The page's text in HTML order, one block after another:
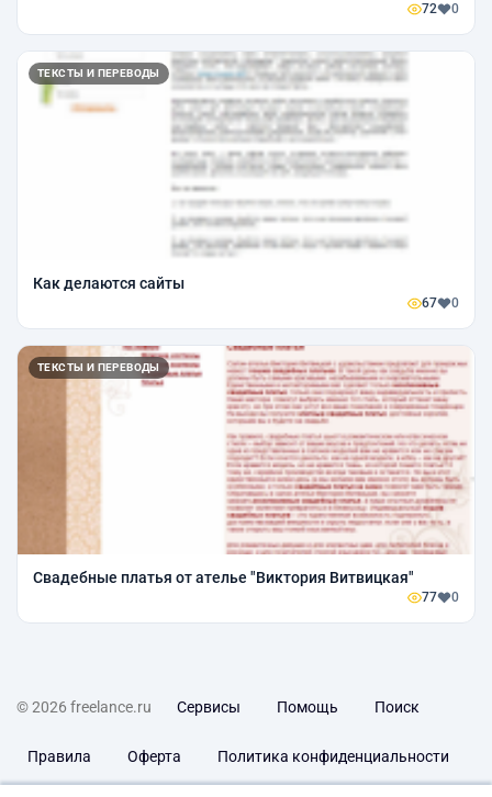
72 0
ТЕКСТЫ И ПЕРЕВОДЫ
Как делаются сайты
67 0
ТЕКСТЫ И ПЕРЕВОДЫ
Свадебные платья от ателье "Виктория Витвицкая"
77 0
© 2026 freelance.ru Сервисы Помощь Поиск
Правила Оферта Политика конфиденциальности